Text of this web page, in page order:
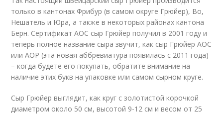
только в кантонах Фрибур (в самом округе Грюйер), Во,
Нешатель и Юра, а также в некоторых районах кантона
Берн. Сертификат AOC сыр Грюйер получил в 2001 году и
теперь полное название сыра звучит, как сыр Грюйер AOC
или AOP (эта новая аббревиатура появилась с 2011 года)
– когда будете его покупать, обратите внимание на
наличие этих букв на упаковке или самом сырном круге.
Сыр Грюйер выглядит, как круг с золотистой корочкой
диаметром около 50 см, высотой 9-12 см и весом от 25